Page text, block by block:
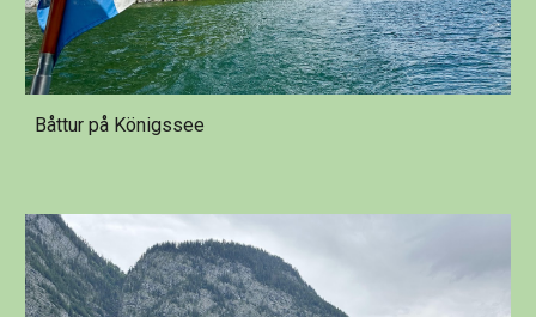
Båttur på Königssee